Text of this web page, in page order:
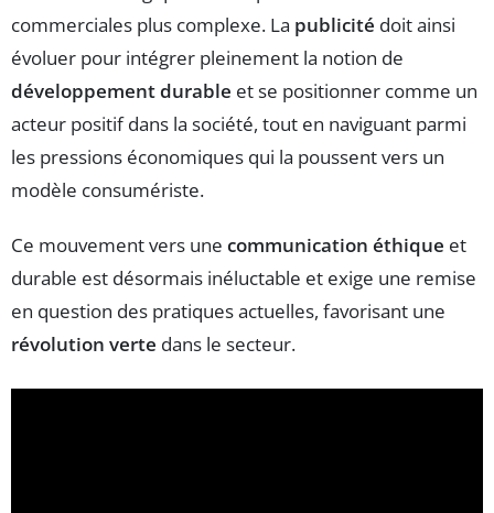
commerciales plus complexe. La publicité doit ainsi
évoluer pour intégrer pleinement la notion de
développement durable et se positionner comme un
acteur positif dans la société, tout en naviguant parmi
les pressions économiques qui la poussent vers un
modèle consumériste.
Ce mouvement vers une communication éthique et
durable est désormais inéluctable et exige une remise
en question des pratiques actuelles, favorisant une
révolution verte dans le secteur.